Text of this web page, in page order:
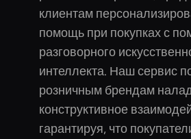
клиентам
помощь при покупках с
разговорного
интеллекта. Наш сервис
розничным брендам
конструктивное
гарантируя, что